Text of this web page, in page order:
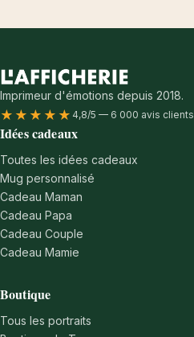
Imprimeur d'émotions depuis 2018.
★★★★★ 4,8/5 — 6 000 avis clients
Idées cadeaux
Toutes les idées cadeaux
Mug personnalisé
Cadeau Maman
Cadeau Papa
Cadeau Couple
Cadeau Mamie
Boutique
Tous les portraits